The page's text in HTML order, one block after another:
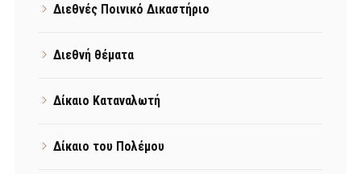
Διεθνές Ποινικό Δικαστήριο
Διεθνή θέματα
Δίκαιο Καταναλωτή
Δίκαιο του Πολέμου